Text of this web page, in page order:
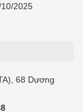
2025
68 Dương